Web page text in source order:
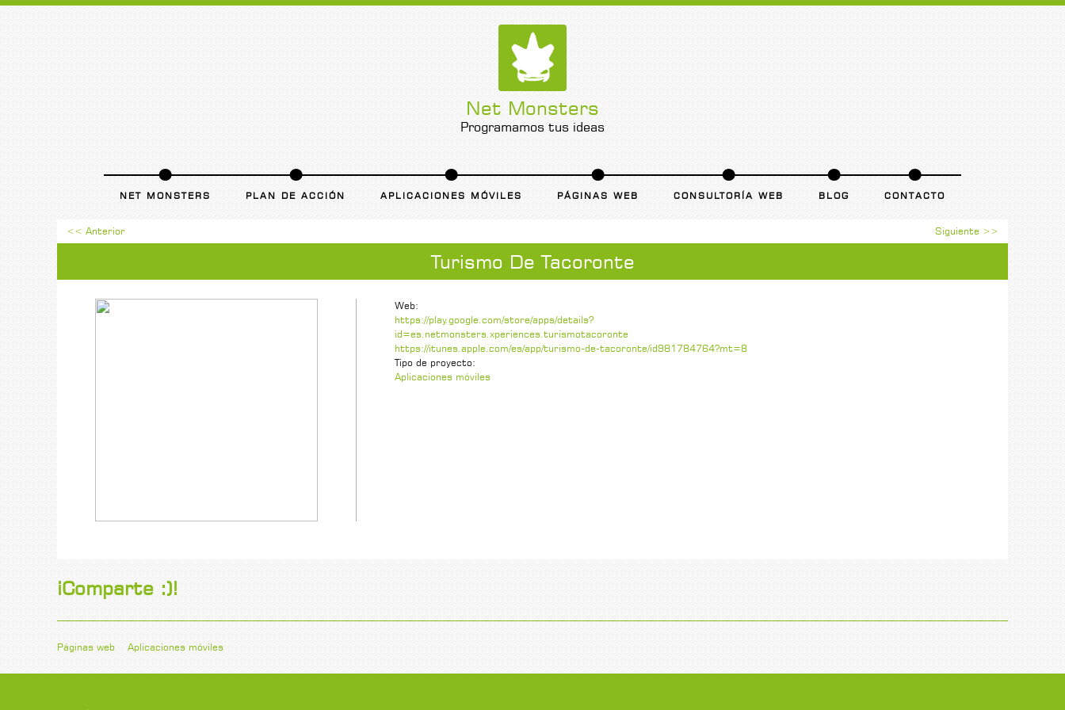
Net Monsters
Programamos tus ideas
NET MONSTERS PLAN DE ACCIÓN APLICACIONES MÓVILES PÁGINAS WEB CONSULTORÍA WEB BLOG CONTACTO
<< Anterior Siguiente >>
Turismo De Tacoronte
Web:
https://play.google.com/store/apps/details?
id=es.netmonsters.xperiences.turismotacoronte
https://itunes.apple.com/es/app/turismo-de-tacoronte/id981784764?mt=8
Tipo de proyecto:
Aplicaciones móviles
¡Comparte :)!
Páginas web Aplicaciones móviles